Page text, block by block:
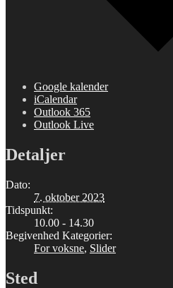
Google kalender
iCalendar
Outlook 365
Outlook Live
Detaljer
Dato:
7. oktober 2023
Tidspunkt:
10.00 - 14.30
Begivenhed Kategorier:
For voksne, Slider
Sted